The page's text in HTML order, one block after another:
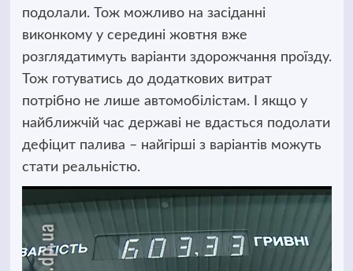
подолали. Тож можливо на засіданні
виконкому у середині жовтня вже
розглядатимуть варіанти здорожчання проїзду.
Тож готуватись до додаткових витрат
потрібно не лише автомобілістам. І якщо у
найближчій час державі не вдасться подолати
дефіцит палива – найгірші з варіантів можуть
стати реальністю.